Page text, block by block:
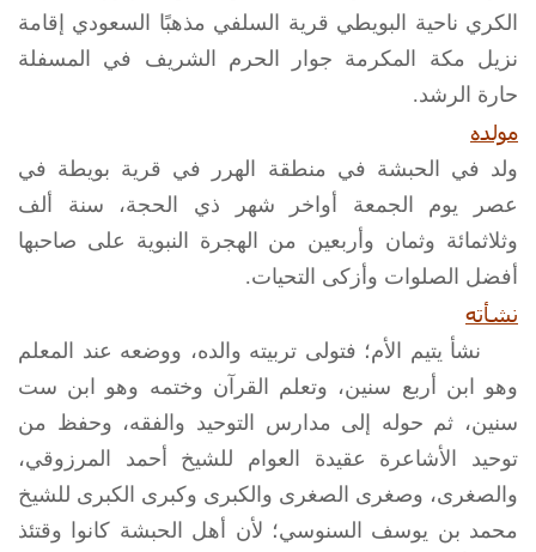
الكري ناحية البويطي قرية السلفي مذهبًا السعودي إقامة
نزيل مكة المكرمة جوار الحرم الشريف في المسفلة
حارة الرشد.
مولده
ولد في الحبشة في منطقة الهرر في قرية بويطة في
عصر يوم الجمعة أواخر شهر ذي الحجة، سنة ألف
وثلاثمائة وثمان وأربعين من الهجرة النبوية على صاحبها
أفضل الصلوات وأزكى التحيات.
نشأته
نشأ يتيم الأم؛ فتولى تربيته والده، ووضعه عند المعلم
وهو ابن أربع سنين، وتعلم القرآن وختمه وهو ابن ست
سنين، ثم حوله إلى مدارس التوحيد والفقه، وحفظ من
توحيد الأشاعرة عقيدة العوام للشيخ أحمد المرزوقي،
والصغرى، وصغرى الصغرى والكبرى وكبرى الكبرى للشيخ
محمد بن يوسف السنوسي؛ لأن أهل الحبشة كانوا وقتئذ